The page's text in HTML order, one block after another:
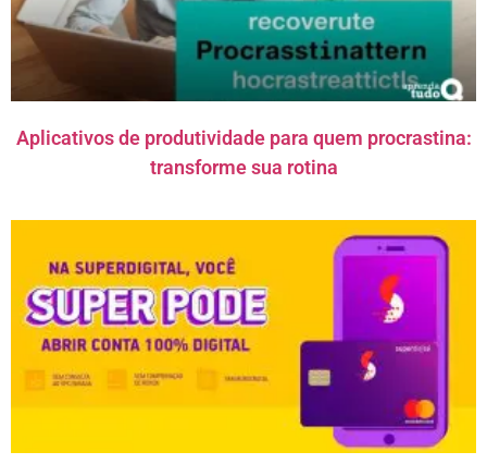
Aplicativos de produtividade para quem procrastina:
transforme sua rotina